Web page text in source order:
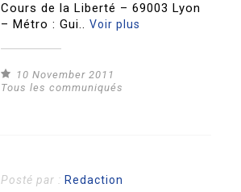
Cours de la Liberté – 69003 Lyon
– Métro : Gui..Voir plus
10 November 2011
Tous les communiqués
Posté par : Redaction